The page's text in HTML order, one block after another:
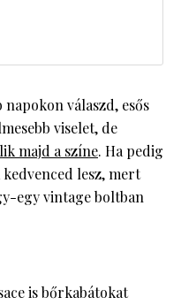
válaszd, esős
viselet, de
majd a színe. Ha pedig
lesz, mert
egy vintage boltban
is bőrkabátokat